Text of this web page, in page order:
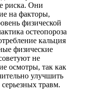
риска. Они
на факторы,
физической
остеопороза
кальция
физические
не
осмотры, так как
улучшить
травм.